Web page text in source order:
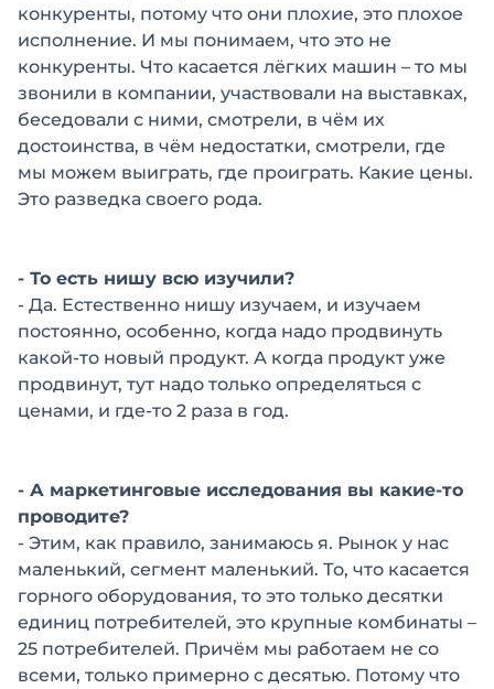
конкуренты, потому что они плохие, это плохое
исполнение. И мы понимаем, что это не
конкуренты. Что касается лёгких машин – то мы
звонили в компании, участвовали на выставках,
беседовали с ними, смотрели, в чём их
достоинства, в чём недостатки, смотрели, где
мы можем выиграть, где проиграть. Какие цены.
Это разведка своего рода.
- То есть нишу всю изучили?
- Да. Естественно нишу изучаем, и изучаем
постоянно, особенно, когда надо продвинуть
какой-то новый продукт. А когда продукт уже
продвинут, тут надо только определяться с
ценами, и где-то 2 раза в год.
- А маркетинговые исследования вы какие-то
проводите?
- Этим, как правило, занимаюсь я. Рынок у нас
маленький, сегмент маленький. То, что касается
горного оборудования, то это только десятки
единиц потребителей, это крупные комбинаты –
25 потребителей. Причём мы работаем не со
всеми, только примерно с десятью. Потому что